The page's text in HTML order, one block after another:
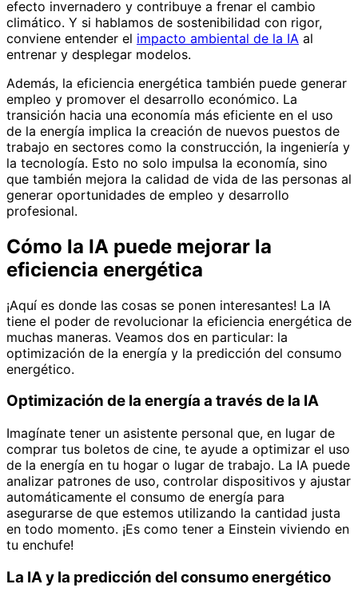
efecto invernadero y contribuye a frenar el cambio
climático. Y si hablamos de sostenibilidad con rigor,
conviene entender el impacto ambiental de la IA al
entrenar y desplegar modelos.
Además, la eficiencia energética también puede generar
empleo y promover el desarrollo económico. La
transición hacia una economía más eficiente en el uso
de la energía implica la creación de nuevos puestos de
trabajo en sectores como la construcción, la ingeniería y
la tecnología. Esto no solo impulsa la economía, sino
que también mejora la calidad de vida de las personas al
generar oportunidades de empleo y desarrollo
profesional.
Cómo la IA puede mejorar la
eficiencia energética
¡Aquí es donde las cosas se ponen interesantes! La IA
tiene el poder de revolucionar la eficiencia energética de
muchas maneras. Veamos dos en particular: la
optimización de la energía y la predicción del consumo
energético.
Optimización de la energía a través de la IA
Imagínate tener un asistente personal que, en lugar de
comprar tus boletos de cine, te ayude a optimizar el uso
de la energía en tu hogar o lugar de trabajo. La IA puede
analizar patrones de uso, controlar dispositivos y ajustar
automáticamente el consumo de energía para
asegurarse de que estemos utilizando la cantidad justa
en todo momento. ¡Es como tener a Einstein viviendo en
tu enchufe!
La IA y la predicción del consumo energético